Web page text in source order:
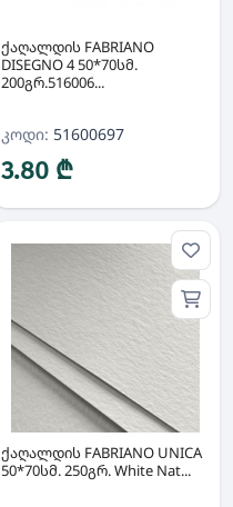
ქაღალდის FABRIANO
DISEGNO 4 50*70სმ.
200გრ.516006...
კოდი: 51600697
3.80 ₾
ქაღალდის FABRIANO UNICA
50*70სმ. 250გრ. White Nat...